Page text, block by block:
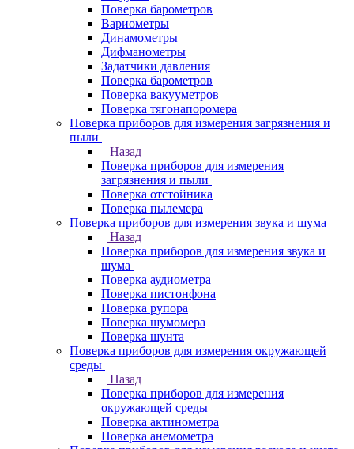
Поверка барометров
Вариометры
Динамометры
Дифманометры
Задатчики давления
Поверка барометров
Поверка вакууметров
Поверка тягонапоромера
Поверка приборов для измерения загрязнения и
пыли
Назад
Поверка приборов для измерения
загрязнения и пыли
Поверка отстойника
Поверка пылемера
Поверка приборов для измерения звука и шума
Назад
Поверка приборов для измерения звука и
шума
Поверка аудиометра
Поверка пистонфона
Поверка рупора
Поверка шумомера
Поверка шунта
Поверка приборов для измерения окружающей
среды
Назад
Поверка приборов для измерения
окружающей среды
Поверка актинометра
Поверка анемометра